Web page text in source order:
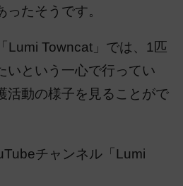
たそうです。
Lumi Towncat」では、1匹
いという一心で行ってい
活動の様子を見ることがで
チャンネル「Lumi